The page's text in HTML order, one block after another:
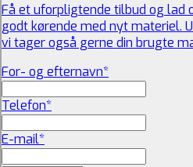
Få et uforpligtende tilbud og lad
godt kørende med nyt materiel.
vi tager også gerne din brugte
For- og efternavn*
Telefon*
E-mail*